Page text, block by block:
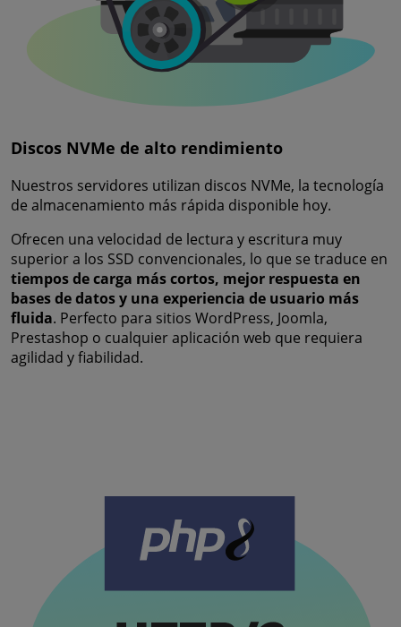
Discos NVMe de alto rendimiento
Nuestros servidores utilizan discos NVMe, la tecnología
de almacenamiento más rápida disponible hoy.
Ofrecen una velocidad de lectura y escritura muy
superior a los SSD convencionales, lo que se traduce en
tiempos de carga más cortos, mejor respuesta en
bases de datos y una experiencia de usuario más
fluida. Perfecto para sitios WordPress, Joomla,
Prestashop o cualquier aplicación web que requiera
agilidad y fiabilidad.